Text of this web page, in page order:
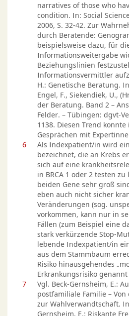
narratives of those who
condition. In: Social
2006, S. 32-42. Zur
durch Beratende:
beispielsweise dazu, für
Informationsweitergabe
Beziehungslinien
Informationsvermittler
H.: Genetische Beratung.
Engel, F., Siekendiek, U.,
der Beratung. Band 2 –
Felder. – Tübingen: dgvt-
1138. Diesen Trend
Gesprächen mit
6
Als Indexpatient/in wird
bezeichnet, die an Krebs
sich auf eine
in BRCA 1 oder 2 testen zu
beiden Gene sehr groß
eben auch nicht sicher
Veränderungen (sog.
vorkommen, kann nur in
Fällen (zum Beispiel eine
stark verkürzende Stop-
lebende Indexpatient/in
aus dem Stammbaum
Risiko hinausgehendes
Erkrankungsrisiko
7
Vgl. Beck-Gernsheim, E.:
postfamiliale Familie –
zur Wahlverwandtschaft.
Gernsheim, E.: Riskante